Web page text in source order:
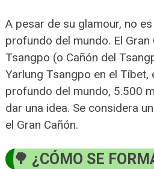
A pesar de su glamour, no
profundo del mundo. El Gran
Tsangpo (o Cañón del
Yarlung Tsangpo en el Tíbet,
profundo del mundo, 5.500
dar una idea. Se considera
el Gran Cañón.
¿CÓMO SE